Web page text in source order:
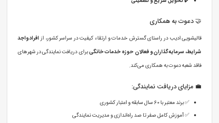
🤝 دعوت به همکاری
قالیشویی ادیب در راستای گسترش خدمات و ارتقاء کیفیت در سراسر کشور، از افراد واجد
شرایط، سرمایه‌گذاران و فعالان حوزه خدمات خانگیبرای دریافت نمایندگی در شهرهای
فاقد شعبه دعوت به همکاری می‌کند.
💼 مزایای دریافت نمایندگی:
✅ برند معتبر با 60 سال سابقه و اعتبار کشوری
✅ آموزش کامل صفر تا صد راه‌اندازی و مدیریت نمایندگی